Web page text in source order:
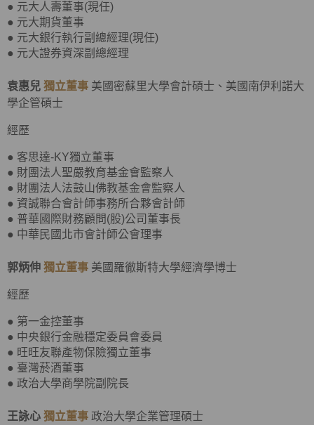
● 元大人壽董事(現任)
● 元大期貨董事
● 元大銀行執行副總經理(現任)
● 元大證券資深副總經理
袁惠兒 獨立董事 美國密蘇里大學會計碩士、美國南伊利諾大
學企管碩士
經歷
● 客思達-KY獨立董事
● 財團法人聖嚴教育基金會監察人
● 財團法人法鼓山佛教基金會監察人
● 資誠聯合會計師事務所合夥會計師
● 普華國際財務顧問(股)公司董事長
● 中華民國北市會計師公會理事
郭炳伸 獨立董事 美國羅徹斯特大學經濟學博士
經歷
● 第一金控董事
● 中央銀行金融穩定委員會委員
● 旺旺友聯產物保險獨立董事
● 臺灣菸酒董事
● 政治大學商學院副院長
王詠心 獨立董事 政治大學企業管理碩士